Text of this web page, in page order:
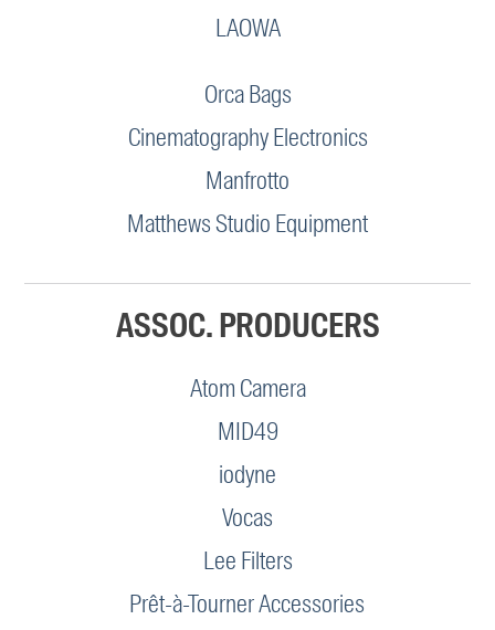
LAOWA
Orca Bags
Cinematography Electronics
Manfrotto
Matthews Studio Equipment
ASSOC. PRODUCERS
Atom Camera
MID49
iodyne
Vocas
Lee Filters
Prêt-à-Tourner Accessories